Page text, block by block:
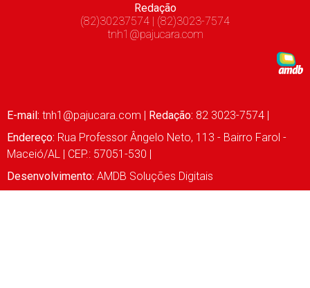
Redação
(82)30237574 | (82)3023-7574
tnh1@pajucara.com
E-mail: tnh1@pajucara.com Redação: 82 3023-7574 |
Endereço: Rua Professor Ângelo Neto, 113 - Bairro Farol -
Maceió/AL | CEP.: 57051-530 |
Desenvolvimento: AMDB Soluções Digitais